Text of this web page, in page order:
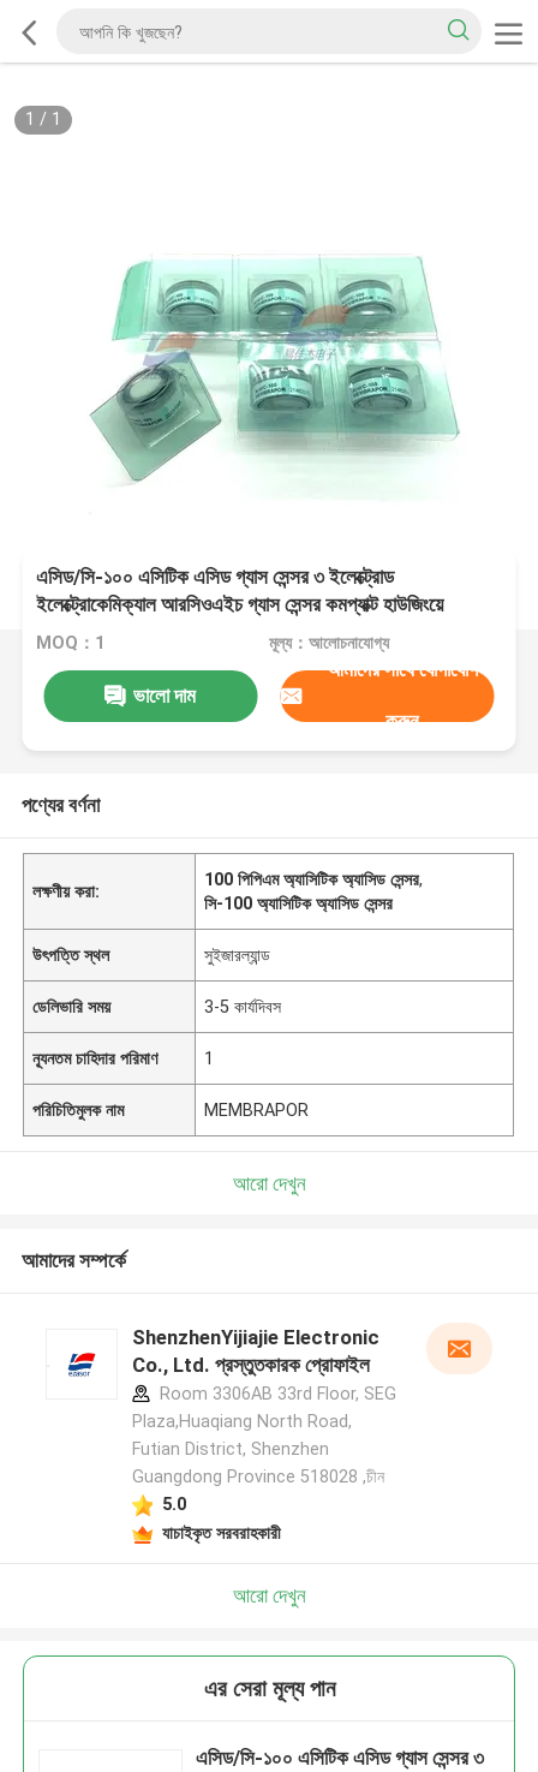
1 / 1
এসিড/সি-১০০ এসিটিক এসিড গ্যাস সেন্সর ৩ ইলেক্ট্রোড
ইলেক্ট্রোকেমিক্যাল আরসিওএইচ গ্যাস সেন্সর কমপ্যাক্ট হাউজিংয়ে
MOQ：1 মূল্য：আলোচনাযোগ্য
ভালো দাম
আমাদের সাথে যোগাযোগ
করুন
পণ্যের বর্ণনা
লক্ষণীয় করা:
100 পিপিএম অ্যাসিটিক অ্যাসিড সেন্সর,
সি-100 অ্যাসিটিক অ্যাসিড সেন্সর
উৎপত্তি স্থল সুইজারল্যান্ড
ডেলিভারি সময় 3-5 কার্যদিবস
ন্যূনতম চাহিদার পরিমাণ 1
পরিচিতিমুলক নাম MEMBRAPOR
আরো দেখুন
আমাদের সম্পর্কে
ShenzhenYijiajie Electronic
Co., Ltd. প্রস্তুতকারক প্রোফাইল
Room 3306AB 33rd Floor, SEG
Plaza,Huaqiang North Road,
Futian District, Shenzhen
Guangdong Province 518028 ,চীন
5.0
যাচাইকৃত সরবরাহকারী
আরো দেখুন
এর সেরা মূল্য পান
এসিড/সি-১০০ এসিটিক এসিড গ্যাস সেন্সর ৩